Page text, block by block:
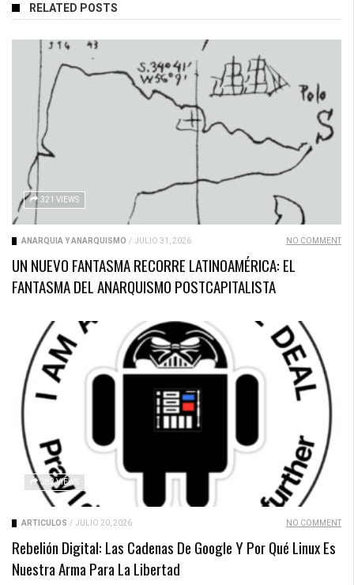
RELATED POSTS
321 VIEWS
ANARQUÍA Y ANARQUISMO / JULIO 31, 2026 NO COMMENT
UN NUEVO FANTASMA RECORRE LATINOAMÉRICA: EL
FANTASMA DEL ANARQUISMO POSTCAPITALISTA
382 VIEWS
ARTICULOS / JULIO 20, 2026 NO COMMENT
Rebelión Digital: Las Cadenas De Google Y Por Qué Linux Es
Nuestra Arma Para La Libertad